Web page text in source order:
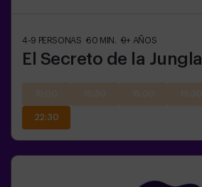
4-9 PERSONAS 60 MIN. 9+ AÑOS
El Secreto de la Jungla
22:30